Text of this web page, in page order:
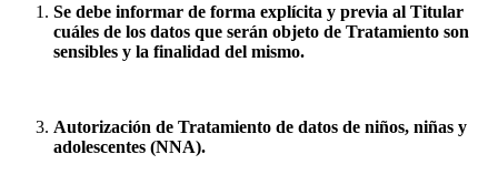
Se debe informar de forma explícita y previa al Titular
cuáles de los datos que serán objeto de Tratamiento son
sensibles y la finalidad del mismo.
Autorización de Tratamiento de datos de niños, niñas y
adolescentes (NNA).